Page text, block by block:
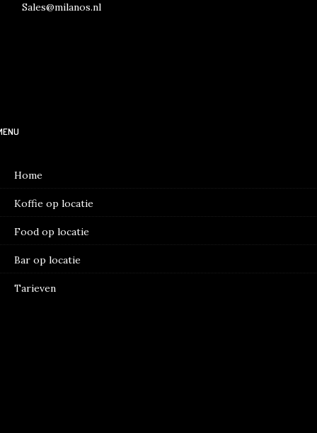
Sales@milanos.nl
Home
Koffie op locatie
Food op locatie
Bar op locatie
Tarieven